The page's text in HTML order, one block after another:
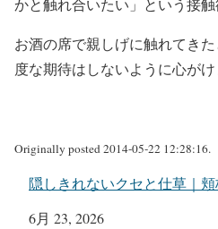
かと触れ合いたい」という接触
お酒の席で親しげに触れてき
度な期待はしないように心がけ
Originally posted 2014-05-22 12:28:16.
隠しきれないクセと仕草｜
日付
6月 23, 2026